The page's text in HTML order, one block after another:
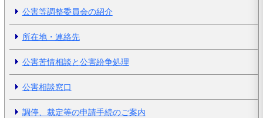
公害等調整委員会の紹介
所在地・連絡先
公害苦情相談と公害紛争処理
公害相談窓口
調停、裁定等の申請手続のご案内